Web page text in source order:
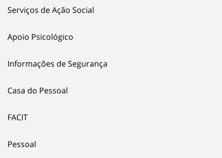
Serviços de Ação Social
Apoio Psicológico
Informações de Segurança
Casa do Pessoal
FACIT
Pessoal